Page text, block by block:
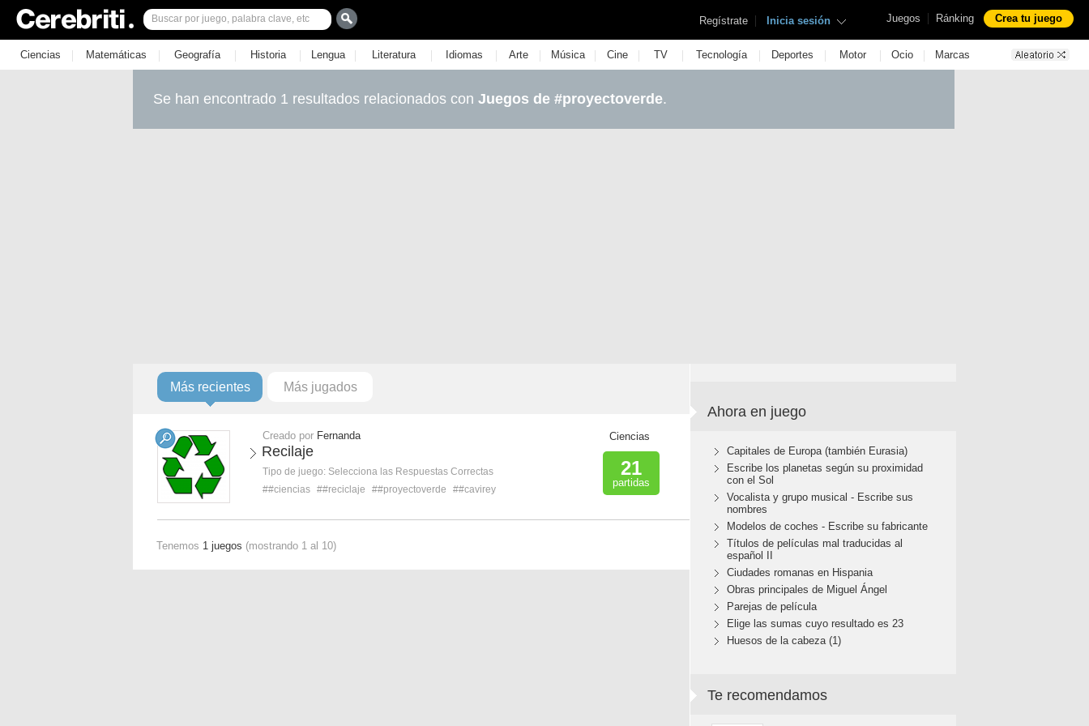
Juegos | Ránking Crea tu juego
Regístrate | Inicia sesión
Ciencias | Matemáticas | Geografía | Historia | Lengua | Literatura | Idiomas | Arte | Música | Cine | TV | Tecnología | Deportes | Motor | Ocio | Marcas
Se han encontrado 1 resultados relacionados con Juegos de #proyectoverde.
Más recientes Más jugados
Creado por Fernanda
Recilaje
Tipo de juego: Selecciona las Respuestas Correctas
##ciencias ##reciclaje ##proyectoverde ##cavirey
Ciencias
21
partidas
Tenemos 1 juegos (mostrando 1 al 10)
Ahora en juego
Capitales de Europa (también Eurasia)
Escribe los planetas según su proximidad
con el Sol
Vocalista y grupo musical - Escribe sus
nombres
Modelos de coches - Escribe su fabricante
Títulos de películas mal traducidas al
español II
Ciudades romanas en Hispania
Obras principales de Miguel Ángel
Parejas de película
Elige las sumas cuyo resultado es 23
Huesos de la cabeza (1)
Te recomendamos